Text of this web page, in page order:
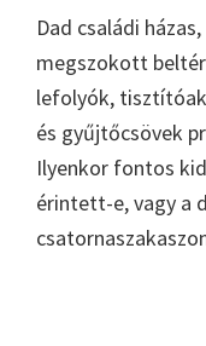
Dad családi
megszokott
lefolyók,
és gyűjtőcsövek
Ilyenkor fontos
érintett-e, vagy a